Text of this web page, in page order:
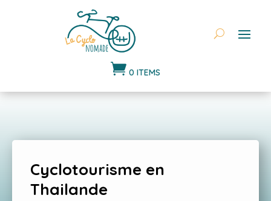
 0 ITEMS
Cyclotourisme en
Thailande